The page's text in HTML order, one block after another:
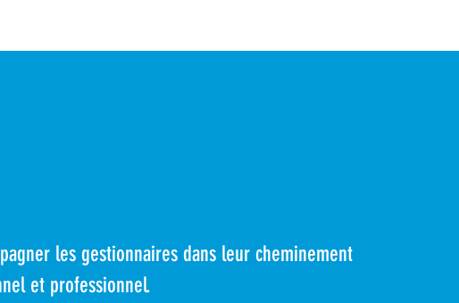
les gestionnaires dans leur cheminement
et professionnel.